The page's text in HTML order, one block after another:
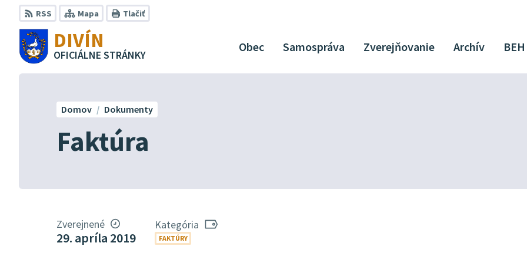
Preskočiť
na
obsah
RSS Mapa Tlačiť
DIVÍN
OFICIÁLNE STRÁNKY
Obec Samospráva Zverejňovanie Archív BEH
Faktúra
Domov Dokumenty
Zverejnené
29. apríla 2019
Kategória
FAKTÚRY